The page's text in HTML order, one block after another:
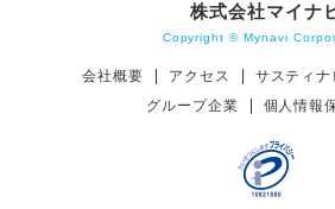
株式会社マイナ
Copyright © Mynavi
会社概要 アクセス サスティナ
グループ企業
個人情報